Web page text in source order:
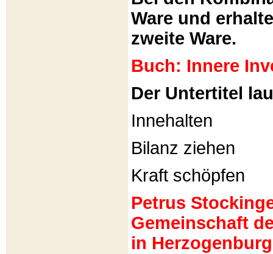
Ware und
zweite Ware.
Buch: Innere
Der Untertitel
Innehalten
Bilanz ziehen
Kraft schöpfen
Petrus
Gemeinschaft
in